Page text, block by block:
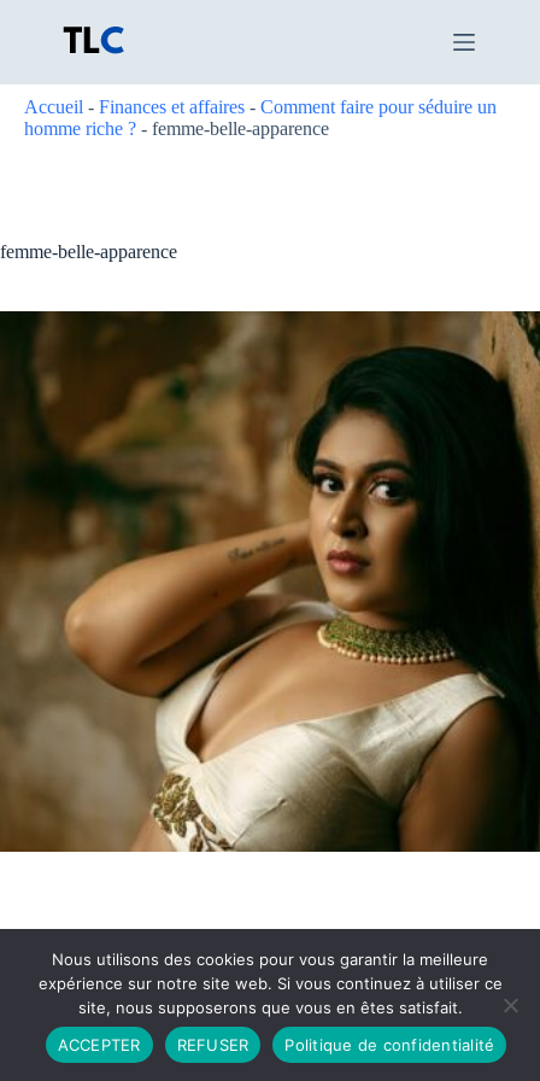
Accueil - Finances et affaires - Comment faire pour séduire un
homme riche ? - femme-belle-apparence
femme-belle-apparence
Partenariat Contact
Politique de Confidentialité
CGU
Copyright © 2026 - Propulsé par DIEUDUDIABLE
Nous utilisons des cookies pour vous garantir la meilleure
expérience sur notre site web. Si vous continuez à utiliser ce
site, nous supposerons que vous en êtes satisfait.
ACCEPTER
REFUSER Politique de confidentialité